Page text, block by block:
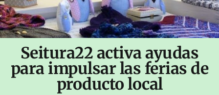
Seitura22 activa ayudas
para impulsar las ferias de
producto local